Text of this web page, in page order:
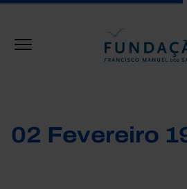
02 Fevereiro